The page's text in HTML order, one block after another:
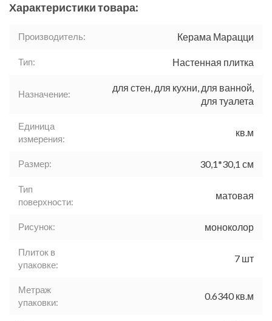
Характеристики товара:
Производитель: Керама Марацци
Тип: Настенная плитка
Назначение:
для стен, для кухни, для ванной,
для туалета
Единица
измерения:
кв.м
Размер: 30,1*30,1 см
Тип
поверхности:
матовая
Рисунок: моноколор
Плиток в
упаковке:
7 шт
Метраж
упаковки:
0.6340 кв.м